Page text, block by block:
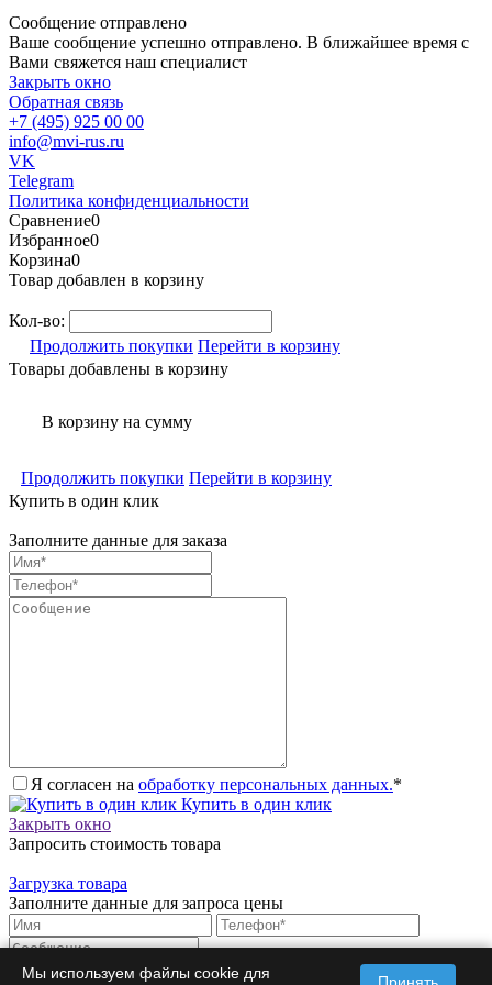
Сообщение отправлено
Ваше сообщение успешно отправлено. В ближайшее время с
Вами свяжется наш специалист
Закрыть окно
Обратная связь
+7 (495) 925 00 00
info@mvi-rus.ru
VK
Telegram
Политика конфиденциальности
Сравнение0
Избранное0
Корзина0
Товар добавлен в корзину
Кол-во:
Продолжить покупки Перейти в корзину
Товары добавлены в корзину
В корзину на сумму
Продолжить покупки Перейти в корзину
Купить в один клик
Заполните данные для заказа
Я согласен на обработку персональных данных.*
Купить в один клик
Закрыть окно
Запросить стоимость товара
Загрузка товара
Заполните данные для запроса цены
Мы используем файлы cookie для